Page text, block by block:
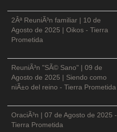
2Âª ReuniÃ³n familiar | 10 de
Agosto de 2025 | Oikos - Tierra
Prometida
ReuniÃ³n "SÃ© Sano" | 09 de
Agosto de 2025 | Siendo como
niÃ±o del reino - Tierra Prometida
OraciÃ³n | 07 de Agosto de 2025 -
Tierra Prometida